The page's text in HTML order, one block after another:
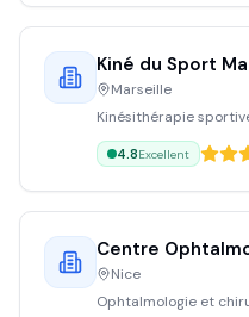
Kiné du Sport
Marseille
Kinésithérapie
4.8Excellent
Centre
Nice
Ophtalmologie et